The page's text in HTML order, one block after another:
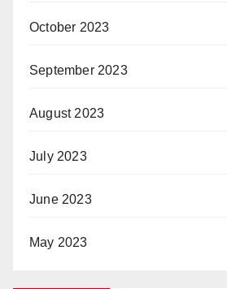
October 2023
September 2023
August 2023
July 2023
June 2023
May 2023